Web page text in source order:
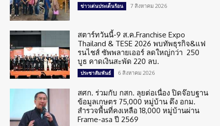
ข่าวเด่นประเด็นร้อน 7 สิงหาคม 2026
สตาร์ทวันนี้-9 ส.ค.Franchise Expo
Thailand & TESE 2026 พบทัพธุรกิจ&แฟ
รนไชส์ ซัพพลายเออร์ ลดใหญ่กว่า 250
บูธ คาดเงินสะพัด 220 ลบ.
ประชาสัมพันธ์ 6 สิงหาคม 2026
สศก. ร่วมกับ กสก. ลุยต่อเนื่อง ปิดจ๊อบฐาน
ข้อมูลเกษตร 75,000 หมู่บ้าน ดึง อกม.
สำรวจพื้นที่คงเหลือ 18,000 หมู่บ้านผ่าน
Frame-asa ปี 2569